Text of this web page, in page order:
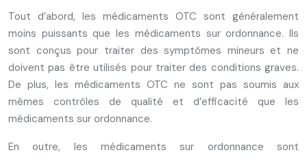
Tout d’abord, les médicaments OTC sont généralement
moins puissants que les médicaments sur ordonnance. Ils
sont conçus pour traiter des symptômes mineurs et ne
doivent pas être utilisés pour traiter des conditions graves.
De plus, les médicaments OTC ne sont pas soumis aux
mêmes contrôles de qualité et d’efficacité que les
médicaments sur ordonnance.
En outre, les médicaments sur ordonnance sont